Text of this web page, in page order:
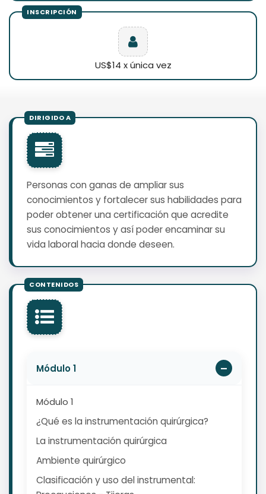
US$14 x única vez
Personas con ganas de ampliar sus
conocimientos y fortalecer sus habilidades para
poder obtener una certificación que acredite
sus conocimientos y así poder encaminar su
vida laboral hacia donde deseen.
Módulo 1
Módulo 1
¿Qué es la instrumentación quirúrgica?
La instrumentación quirúrgica
Ambiente quirúrgico
Clasificación y uso del instrumental: